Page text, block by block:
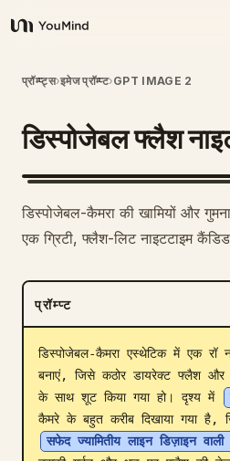
YouMind
अवलोकन
उपयोग के मामले
मूल्य निर्धारण
डाउनलोड
ब्लॉग
प्रॉम्प्ट्स›इमेज प्रॉम्प्ट›GPT IMAGE 2
डिस्पोजेबल फ्लैश
डिस्पोजेबल-कैमरा की खामियों और
एक ग्रिटी, फ्लैश-लिट नाइटटाइम
प्रॉम्प्ट
डिस्पोजेबल-कैमरा एस्थेटिक में एक रॉ
बनाएं, जिसे कठोर डायरेक्ट फ्लैश
के साथ शूट किया गया हो। दृश्य में
कैमरे के बहुत करीब दिखाया गया है,
सफेद ज्यामितीय लाइन डिज़ाइन वाली